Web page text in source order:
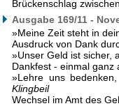
Brückenschlag
Ausgabe 169/11 -
»Meine Zeit steht in
Ausdruck von Dank
»Unser Geld ist sicher,
Dankfest - einmal ganz
»Lehre uns
Klingbeil
Wechsel im Amt des